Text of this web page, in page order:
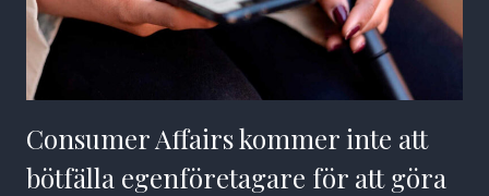
Consumer Affairs kommer inte att
bötfälla egenföretagare för att göra